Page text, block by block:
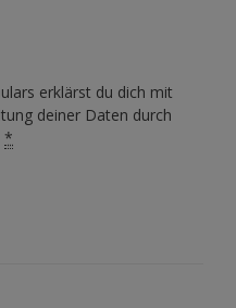
erklärst du dich mit
deiner Daten durch
*